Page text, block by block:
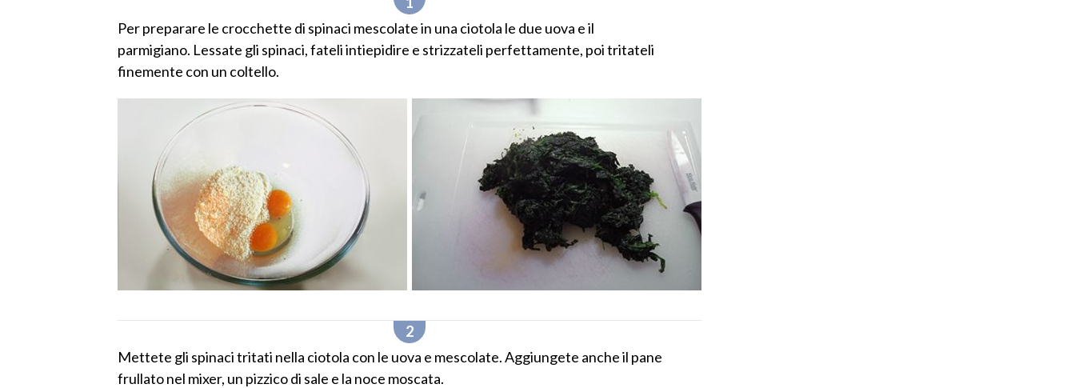
Per preparare le crocchette di spinaci mescolate in una ciotola le due uova e il
parmigiano. Lessate gli spinaci, fateli intiepidire e strizzateli perfettamente, poi tritateli
finemente con un coltello.
Mettete gli spinaci tritati nella ciotola con le uova e mescolate. Aggiungete anche il pane
frullato nel mixer, un pizzico di sale e la noce moscata.